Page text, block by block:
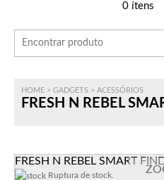
0ítens
HOME > GADGETS > ACESSÓRIOS
FRESH N REBEL
FRESH N REBEL SMART
Ruptura de stock.